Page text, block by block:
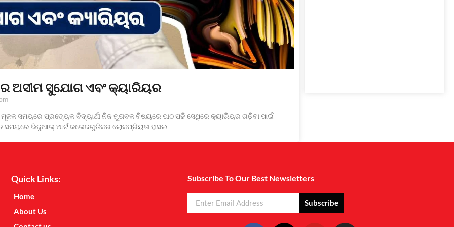
ଅସୀମ ସୁଯୋଗ ଏବଂ କ୍ୟାରିୟର
ସମୟରେ ପ୍ରତ୍ୟେକ ବିଦ୍ୟାର୍ଥୀ ନିଜ ମୁତାବକ ବିଷୟରେ ପାଠ ପଢି ସେଥିରେ କ୍ୟାରିୟର ଗଢ଼ିବା ପାଇଁ
ସମୟରେ ଭିଜୁଆଲ୍ ଆର୍ଟ କଲେଜଗୁଡିକର ଲୋକପ୍ରିୟତା ହାସଲ
Quick Links:
Home
About Us
Subscribe To Our Best Newsletters
Subscribe